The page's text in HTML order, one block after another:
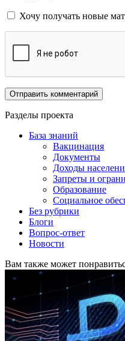
Хочу получать новые
Разделы проекта
База знаний
Вакцинация
Документы
Доходы
Запреты и
Образование
Социальное
Без рубрики
Блоги
Вопрос-ответ
Новости
Вам также может